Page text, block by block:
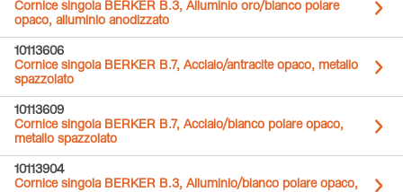
Cornice singola BERKER B.3, Alluminio oro/bianco polare
opaco, alluminio anodizzato
10113606
Cornice singola BERKER B.7, Acciaio/antracite opaco, metallo
spazzolato
10113609
Cornice singola BERKER B.7, Acciaio/bianco polare opaco,
metallo spazzolato
10113904
Cornice singola BERKER B.3, Alluminio/bianco polare opaco,